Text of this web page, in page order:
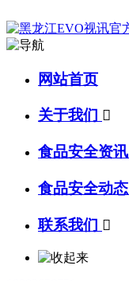
网站首页
关于我们 
食品安全资讯
食品安全动态
联系我们 